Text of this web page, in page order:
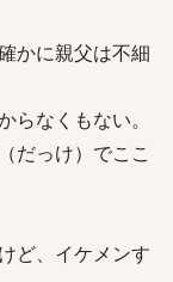
かに親父は不細
らなくもない。
だっけ）でここ
ど、イケメンす